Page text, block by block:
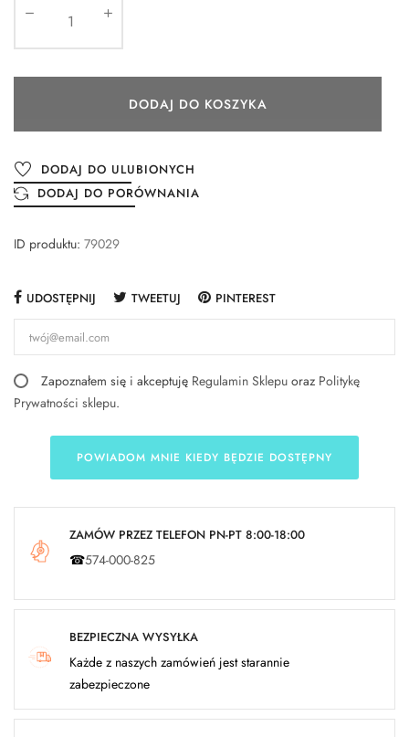
DODAJ DO KOSZYKA
DODAJ DO ULUBIONYCH
DODAJ DO PORÓWNANIA
ID produktu: 79029
UDOSTĘPNIJ TWEETUJ PINTEREST
Zapoznałem się i akceptuję Regulamin Sklepu oraz Politykę
Prywatności sklepu.
POWIADOM MNIE KIEDY BĘDZIE DOSTĘPNY
ZAMÓW PRZEZ TELEFON PN-PT 8:00-18:00
☎574-000-825
BEZPIECZNA WYSYŁKA
Każde z naszych zamówień jest starannie
zabezpieczone